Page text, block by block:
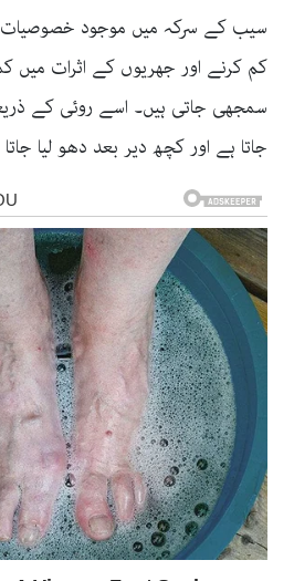
سیب کے سرکہ میں موجود
کم کرنے اور جھریوں کے اثرات میں
سمجھی جاتی ہیں۔ اسے روئی کے
جاتا ہے اور کچھ دیر بعد دھو لیا